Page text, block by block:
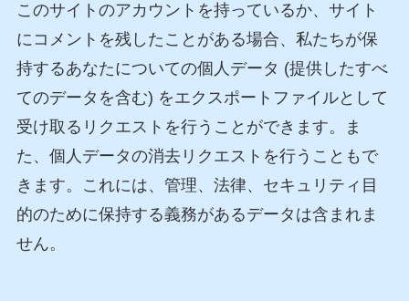
このサイトのアカウントを持っているか、サイト
にコメントを残したことがある場合、私たちが保
持するあなたについての個人データ (提供したすべ
てのデータを含む) をエクスポートファイルとして
受け取るリクエストを行うことができます。ま
た、個人データの消去リクエストを行うこともで
きます。これには、管理、法律、セキュリティ目
的のために保持する義務があるデータは含まれま
せん。